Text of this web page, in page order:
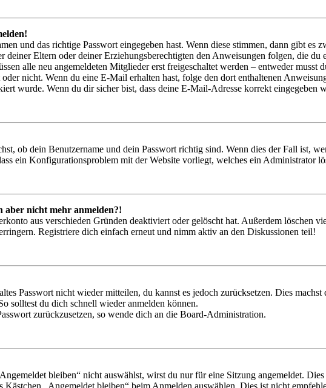
und das richtige Passwort eingegeben hast. Wenn diese stimmen, dann gibt es
deiner Eltern oder deiner Erziehungsberechtigten den Anweisungen folgen, die
alle neu angemeldeten Mitglieder erst freigeschaltet werden – entweder musst
nicht. Wenn du eine E-Mail erhalten hast, folge den dort enthaltenen
wurde. Wenn du dir sicher bist, dass deine E-Mail-Adresse korrekt eingegeben
ob dein Benutzername und dein Passwort richtig sind. Wenn dies der Fall ist,
ein Konfigurationsproblem mit der Website vorliegt, welches ein Administrator
nicht mehr anmelden?!
aus verschieden Gründen deaktiviert oder gelöscht hat. Außerdem löschen
Registriere dich einfach erneut und nimm aktiv an den Diskussionen teil!
Passwort nicht wieder mitteilen, du kannst es jedoch zurücksetzen. Dies
solltest du dich schnell wieder anmelden können.
zurückzusetzen, so wende dich an die Board-Administration.
bleiben“ nicht auswählst, wirst du nur für eine Sitzung angemeldet.
„Angemeldet bleiben“ beim Anmelden auswählen. Dies ist nicht